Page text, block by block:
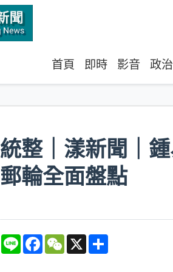
首頁 即時 影音 政治
統整｜漾新聞｜
郵輪全面盤點
L
F
W
X